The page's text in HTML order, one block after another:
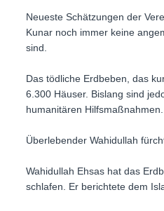
Neueste Schätzungen der
Kunar noch immer keine
sind.
Das tödliche Erdbeben, das
6.300 Häuser. Bislang sind
humanitären Hilfsmaßnahmen.
Überlebender Wahidullah
Wahidullah Ehsas hat das
schlafen. Er berichtete dem